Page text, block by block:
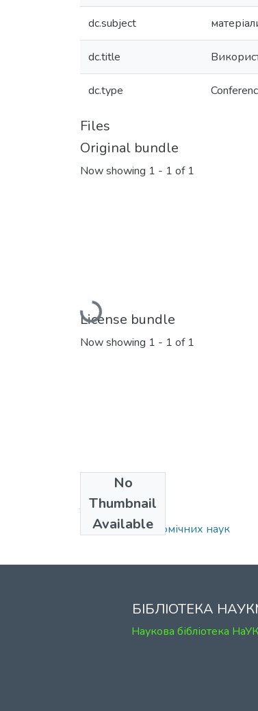
dc.subject
dc.title
dc.type
Files
Original bundle
Now showing 1 - 1 of 1
Loading...
License bundle
Now showing 1 - 1 of 1
No
Thumbnail
Available
Collections
Том 2
Факультет економічних наук
БІБЛІОТЕКА
Наукова бібліотека